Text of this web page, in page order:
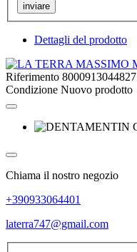
inviare
Dettagli del prodotto
Riferimento 8000913044827
Condizione Nuovo prodotto
Chiama il nostro negozio
+390933064401
laterra747@gmail.com